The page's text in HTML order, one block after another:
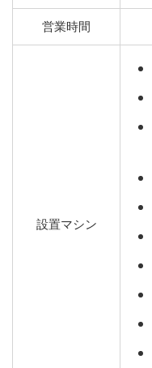
営業時間
設置マシン